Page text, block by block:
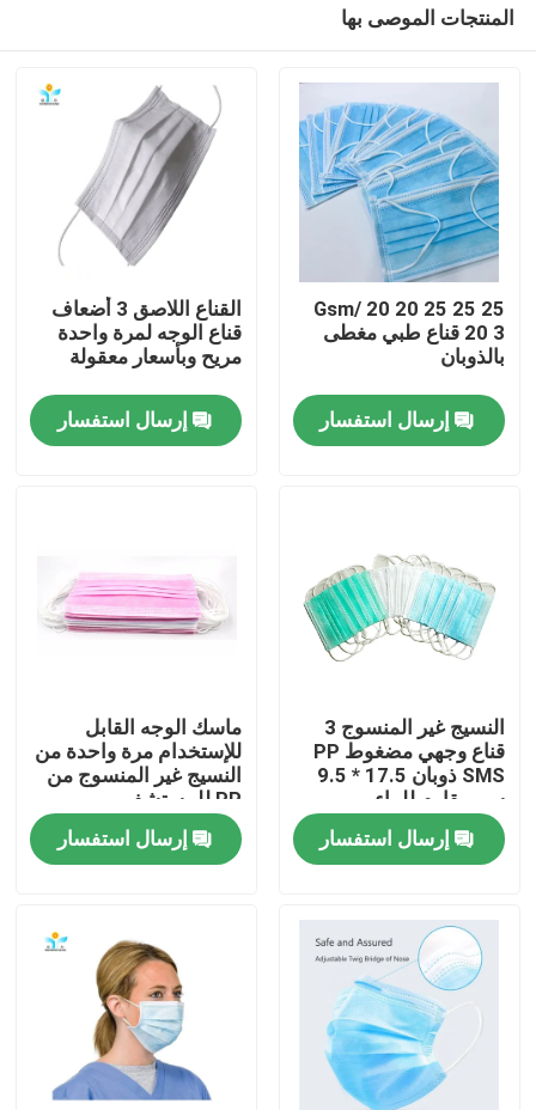
مسكن
معلومات عنا
جولة في المعمل
مراقبة الجودة
اتصل بنا
اطلب اقتباس
ملابس واقية يمكن التخلص منها
بذلات واقية يمكن التخلص منها
معطف واقي يمكن التخلص منه
المنتجات الموصى بها
25 25 25 Gsm/ 20 20
20 3 قناع طبي مغطى
بالذوبان
إرسال استفسار
القناع اللاصق 3 أضعاف
قناع الوجه لمرة واحدة
مريح وبأسعار معقولة
إرسال استفسار
النسيج غير المنسوج 3
قناع وجهي مضغوط PP
SMS ذوبان 17.5 * 9.5
سم مقاوم للماء
إرسال استفسار
ماسك الوجه القابل
للإستخدام مرة واحدة من
النسيج غير المنسوج من
PP للمستشفى
إرسال استفسار